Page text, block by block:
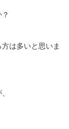
は多いと思いま